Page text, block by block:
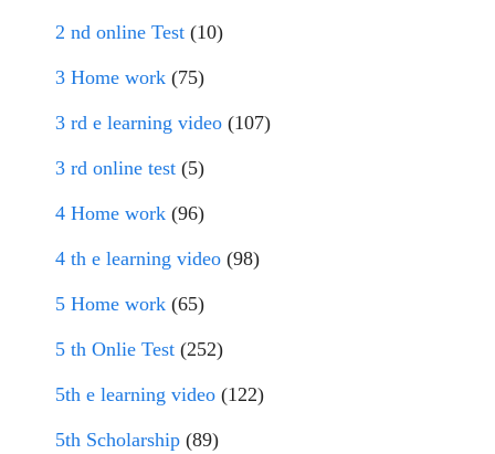
2 nd online Test (10)
3 Home work (75)
3 rd e learning video (107)
3 rd online test (5)
4 Home work (96)
4 th e learning video (98)
5 Home work (65)
5 th Onlie Test (252)
5th e learning video (122)
5th Scholarship (89)